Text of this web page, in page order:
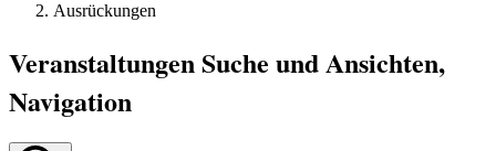
Ausrückungen
Veranstaltungen
Veranstaltungen Suche und Ansichten,
Navigation